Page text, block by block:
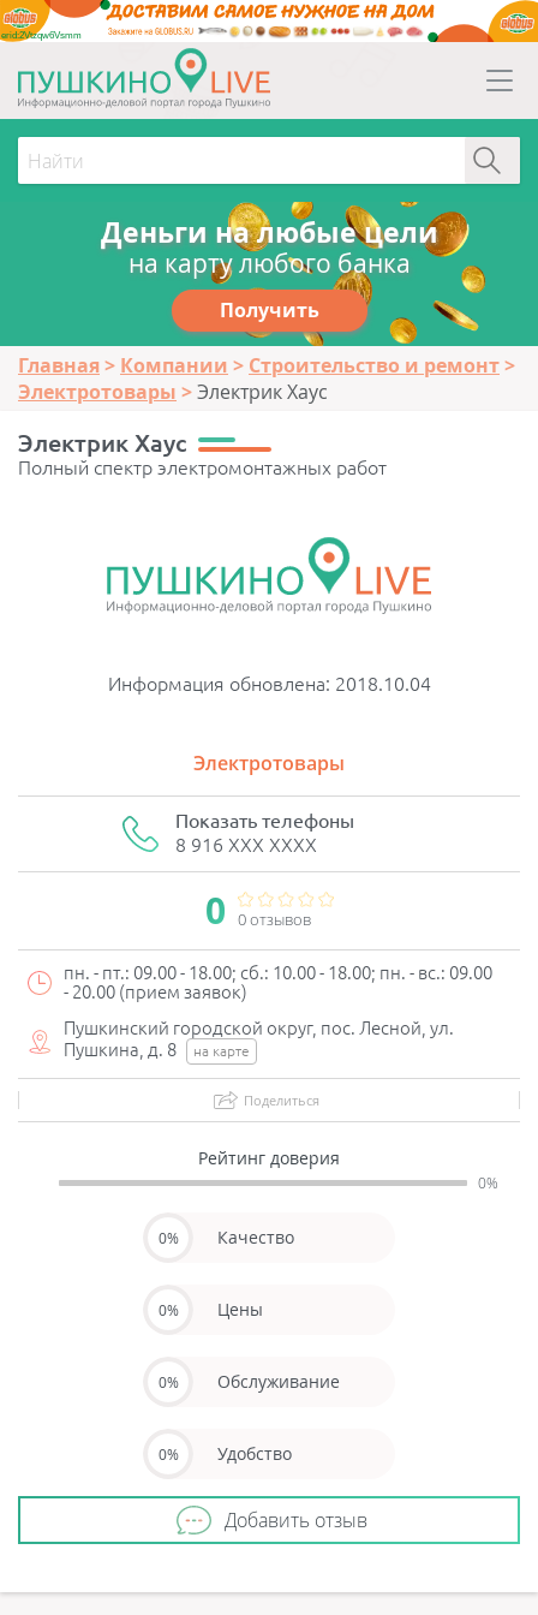
erid:2Vtzqw6Vsmm
Деньги на любые цели
на карту любого банка
Получить
Главная Компании
Строительство и ремонт
Электротовары
Электрик Хаус
Электрик Хаус
Полный спектр электромонтажных работ
Информация обновлена: 2018.10.04
Электротовары
Показать телефоны
8 916 XXX XXXX
0 0 отзывов
пн. - пт.: 09.00 - 18.00; сб.: 10.00 - 18.00; пн. - вс.: 09.00
- 20.00 (прием заявок)
Пушкинский городской округ, пос. Лесной, ул.
Пушкина, д. 8
на карте
Поделиться
Рейтинг доверия
0%
0% Качество
0% Цены
0% Обслуживание
0% Удобство
Добавить отзыв